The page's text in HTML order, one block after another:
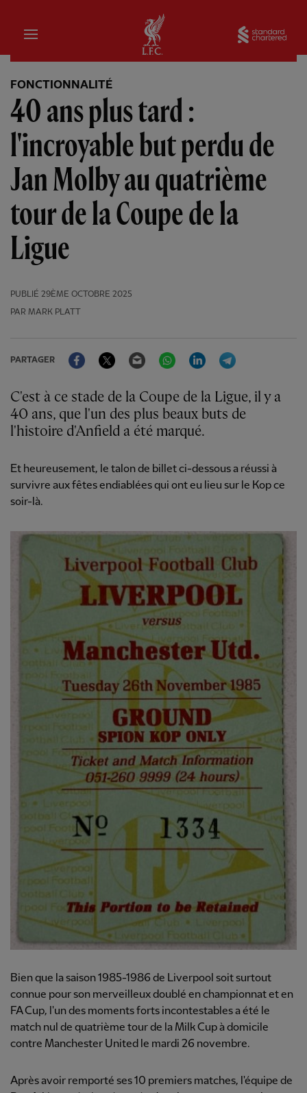
Domicile
FONCTIONNALITÉ
40 ans plus tard :
l'incroyable but perdu de
Jan Molby au quatrième
tour de la Coupe de la
Ligue
PUBLIÉ 29ÈME OCTOBRE 2025
PAR MARK PLATT
PARTAGER
FacebookTwitter Email WhatsAppLinkedIn
C'est à ce stade de la Coupe de la Ligue, il y a
40 ans, que l'un des plus beaux buts de
l'histoire d'Anfield a été marqué.
Et heureusement, le talon de billet ci-dessous a réussi à
survivre aux fêtes endiablées qui ont eu lieu sur le Kop ce
soir-là.
Bien que la saison 1985-1986 de Liverpool soit surtout
connue pour son merveilleux doublé en championnat et en
FA Cup, l'un des moments forts incontestables a été le
match nul de quatrième tour de la Milk Cup à domicile
contre Manchester United le mardi 26 novembre.
Après avoir remporté ses 10 premiers matches, l'équipe de